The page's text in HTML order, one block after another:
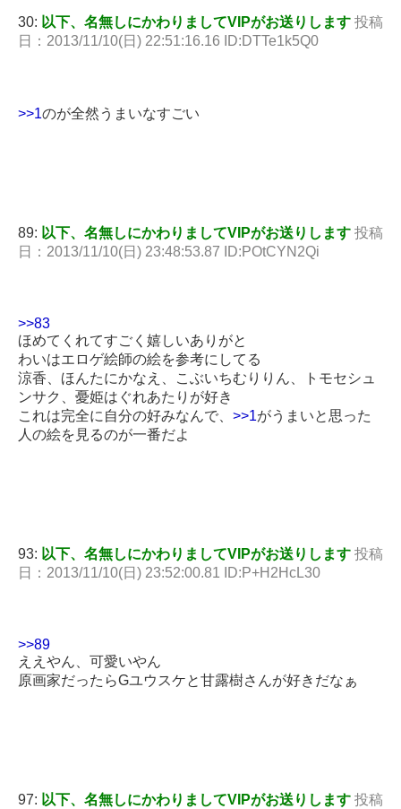
30: 以下、名無しにかわりましてVIPがお送りします 投稿
日：2013/11/10(日) 22:51:16.16 ID:DTTe1k5Q0
>>1のが全然うまいなすごい
89: 以下、名無しにかわりましてVIPがお送りします 投稿
日：2013/11/10(日) 23:48:53.87 ID:POtCYN2Qi
>>83
ほめてくれてすごく嬉しいありがと
わいはエロゲ絵師の絵を参考にしてる
涼香、ほんたにかなえ、こぶいちむりりん、トモセシュ
ンサク、憂姫はぐれあたりが好き
これは完全に自分の好みなんで、 >>1がうまいと思った
人の絵を見るのが一番だよ
93: 以下、名無しにかわりましてVIPがお送りします 投稿
日：2013/11/10(日) 23:52:00.81 ID:P+H2HcL30
>>89
ええやん、可愛いやん
原画家だったらGユウスケと甘露樹さんが好きだなぁ
97: 以下、名無しにかわりましてVIPがお送りします 投稿